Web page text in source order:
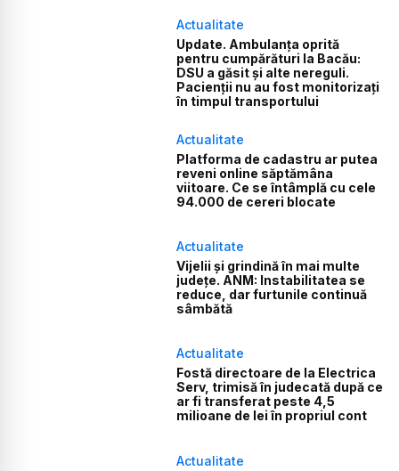
Actualitate
Update. Ambulanța oprită
pentru cumpărături la Bacău:
DSU a găsit și alte nereguli.
Pacienții nu au fost monitorizați
în timpul transportului
Actualitate
Platforma de cadastru ar putea
reveni online săptămâna
viitoare. Ce se întâmplă cu cele
94.000 de cereri blocate
Actualitate
Vijelii și grindină în mai multe
județe. ANM: Instabilitatea se
reduce, dar furtunile continuă
sâmbătă
Actualitate
Fostă directoare de la Electrica
Serv, trimisă în judecată după ce
ar fi transferat peste 4,5
milioane de lei în propriul cont
Actualitate